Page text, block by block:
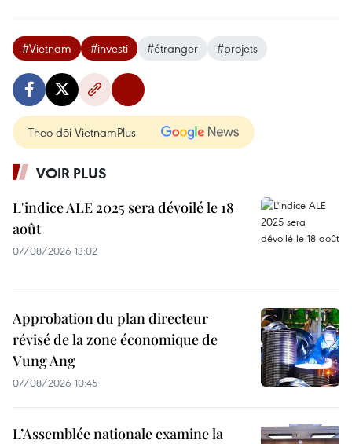
#Vietnam #investi #étranger #projets
Theo dõi VietnamPlus
VOIR PLUS
L'indice ALE 2025 sera dévoilé le 18
août
07/08/2026 13:02
Approbation du plan directeur
révisé de la zone économique de
Vung Ang
07/08/2026 10:45
L’Assemblée nationale examine la